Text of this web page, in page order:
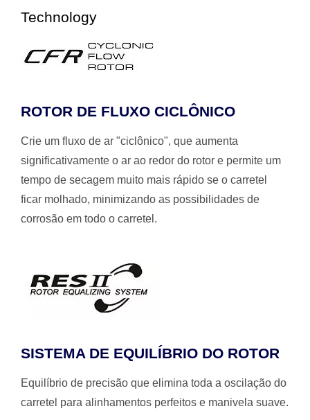
Technology
ROTOR DE FLUXO CICLÔNICO
Crie um fluxo de ar "ciclônico", que aumenta
significativamente o ar ao redor do rotor e permite um
tempo de secagem muito mais rápido se o carretel
ficar molhado, minimizando as possibilidades de
corrosão em todo o carretel.
SISTEMA DE EQUILÍBRIO DO ROTOR
Equilíbrio de precisão que elimina toda a oscilação do
carretel para alinhamentos perfeitos e manivela suave.